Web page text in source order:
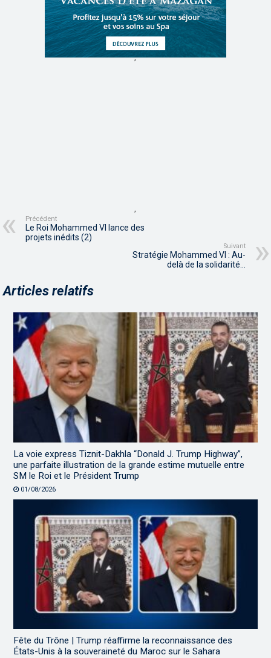
,
Précédent
Le Roi Mohammed VI lance des
projets inédits (2)
Suivant
Stratégie Mohammed VI : Au-
delà de la solidarité…
Articles relatifs
La voie express Tiznit-Dakhla “Donald J. Trump Highway”,
une parfaite illustration de la grande estime mutuelle entre
SM le Roi et le Président Trump
01/08/2026
Fête du Trône | Trump réaffirme la reconnaissance des
États-Unis à la souveraineté du Maroc sur le Sahara